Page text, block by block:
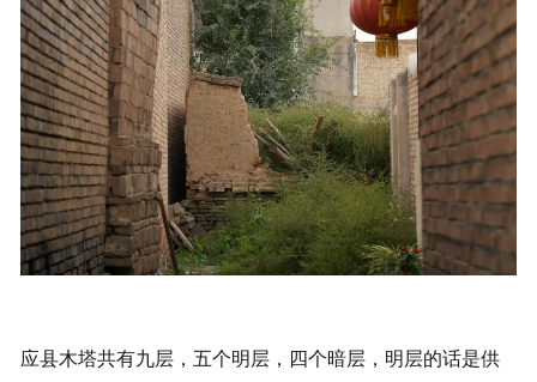
应县木塔共有九层，五个明层，四个暗层，明层的话是供